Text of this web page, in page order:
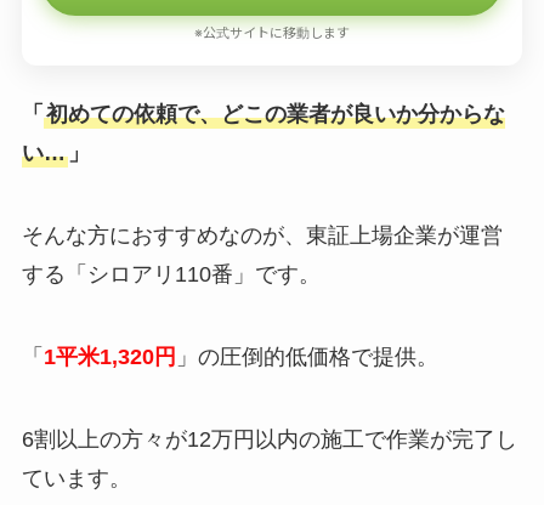
※公式サイトに移動します
「 初めての依頼で、どこの業者が良いか分からな
い…」
そんな方におすすめなのが、東証上場企業が運営
する「シロアリ110番」です。
「 1平米1,320円 」の圧倒的低価格で提供。
6割以上の方々が12万円以内の施工で作業が完了し
ています。